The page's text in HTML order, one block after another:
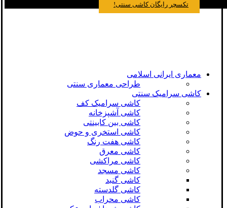
تکسچر رایگان کاشی سنتی!
معماری ایرانی اسلامی
طراحی معماری سنتی
کاشی سرامیک سنتی
کاشی سرامیک کف
کاشی آشپزخانه
کاشی بین کابینتی
کاشی استخری و حوض
کاشی هفت رنگ
کاشی معرق
کاشی مراکشی
کاشی مسجد
کاشی گنبد
کاشی گلدسته
کاشی محراب